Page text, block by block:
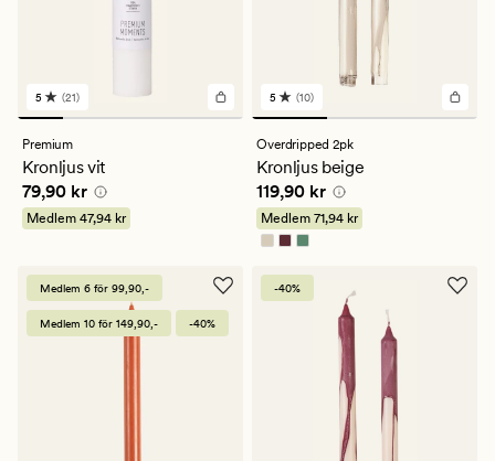
21
omdömen
med
genomsnittligt
betyg
på
5
5 (21)
Premium
Kronljus vit
Pris 79,90 kr
79,90 kr
Medlem 47,94 kr
10
omdömen
med
genomsnittligt
betyg
på
5
5 (10)
Overdripped 2pk
Kronljus beige
Pris 119,90 kr
119,90 kr
Medlem 71,94 kr
Medlem 6 för 99,90,-
Medlem 10 för 149,90,- -40%
-40%